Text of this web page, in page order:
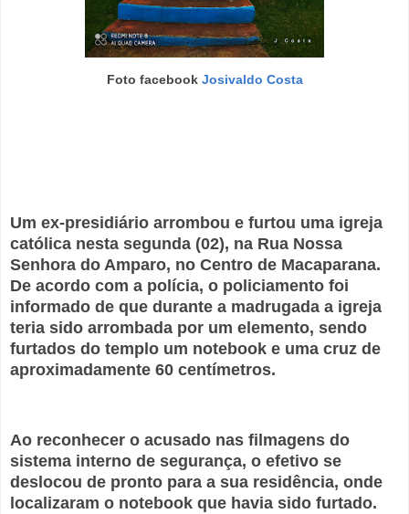
Foto facebook Josivaldo Costa
Um ex-presidiário arrombou e furtou uma igreja
católica nesta segunda (02), na Rua Nossa
Senhora do Amparo, no Centro de Macaparana.
De acordo com a polícia, o policiamento foi
informado de que durante a madrugada a igreja
teria sido arrombada por um elemento, sendo
furtados do templo um notebook e uma cruz de
aproximadamente 60 centímetros.
Ao reconhecer o acusado nas filmagens do
sistema interno de segurança, o efetivo se
deslocou de pronto para a sua residência, onde
localizaram o notebook que havia sido furtado.